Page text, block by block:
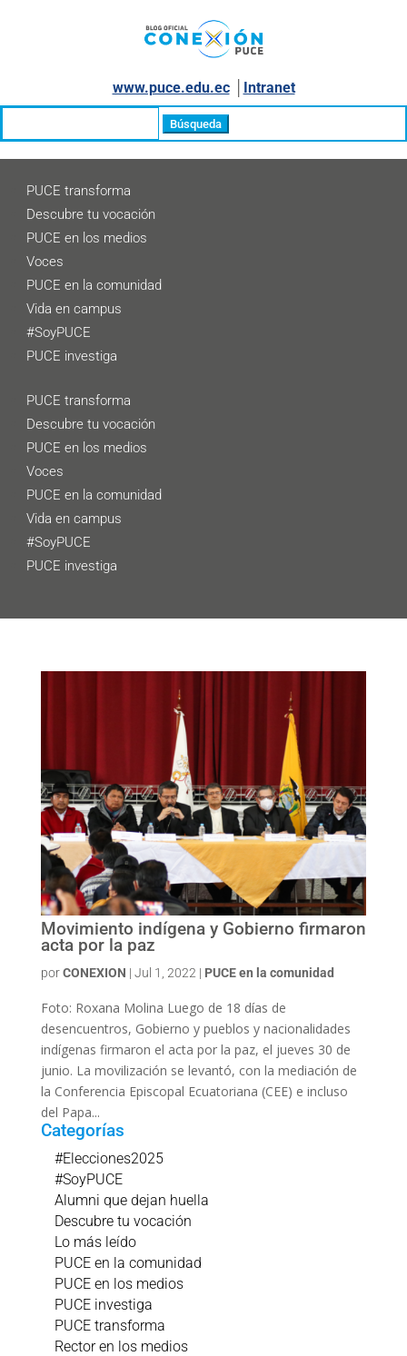
www.puce.edu.ec│ Intranet
PUCE transforma
Descubre tu vocación
PUCE en los medios
Voces
PUCE en la comunidad
Vida en campus
#SoyPUCE
PUCE investiga
PUCE transforma
Descubre tu vocación
PUCE en los medios
Voces
PUCE en la comunidad
Vida en campus
#SoyPUCE
PUCE investiga
Movimiento indígena y Gobierno firmaron
acta por la paz
porCONEXION | Jul 1, 2022 | PUCE en la comunidad
Foto: Roxana Molina Luego de 18 días de
desencuentros, Gobierno y pueblos y nacionalidades
indígenas firmaron el acta por la paz, el jueves 30 de
junio. La movilización se levantó, con la mediación de
la Conferencia Episcopal Ecuatoriana (CEE) e incluso
del Papa...
Categorías
#Elecciones2025
#SoyPUCE
Alumni que dejan huella
Descubre tu vocación
Lo más leído
PUCE en la comunidad
PUCE en los medios
PUCE investiga
PUCE transforma
Rector en los medios